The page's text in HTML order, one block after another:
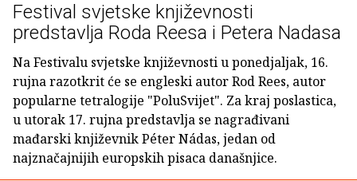
Festival svjetske književnosti
predstavlja Roda Reesa i Petera Nadasa
Na Festivalu svjetske književnosti u ponedjaljak, 16.
rujna razotkrit će se engleski autor Rod Rees, autor
popularne tetralogije "PoluSvijet". Za kraj poslastica,
u utorak 17. rujna predstavlja se nagrađivani
mađarski književnik Péter Nádas, jedan od
najznačajnijih europskih pisaca današnjice.